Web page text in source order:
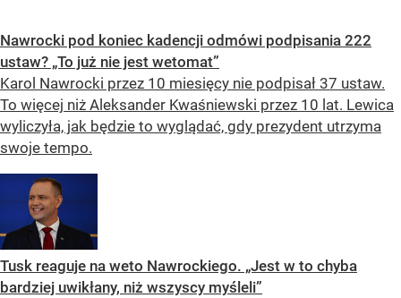
Nawrocki pod koniec kadencji odmówi podpisania 222
ustaw? „To już nie jest wetomat”
Karol Nawrocki przez 10 miesięcy nie podpisał 37 ustaw.
To więcej niż Aleksander Kwaśniewski przez 10 lat. Lewica
wyliczyła, jak będzie to wyglądać, gdy prezydent utrzyma
swoje tempo.
Tusk reaguje na weto Nawrockiego. „Jest w to chyba
bardziej uwikłany, niż wszyscy myśleli”